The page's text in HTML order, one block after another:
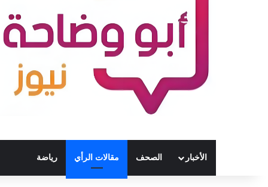
الأخبار الصحف مقالات الرأي رياضة